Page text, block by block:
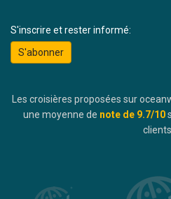
S'inscrire et rester informé:
S'abonner
Les croisières proposées sur
une moyenne de note de 9.7/10
clients